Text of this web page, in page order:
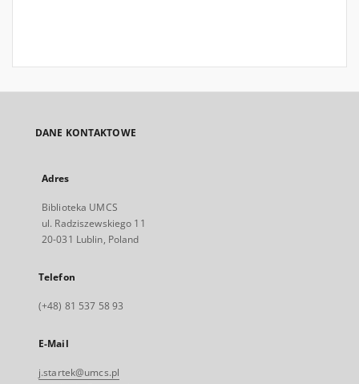
DANE KONTAKTOWE
Adres
Biblioteka UMCS
ul. Radziszewskiego 11
20-031 Lublin, Poland
Telefon
(+48) 81 537 58 93
E-Mail
j.startek@umcs.pl